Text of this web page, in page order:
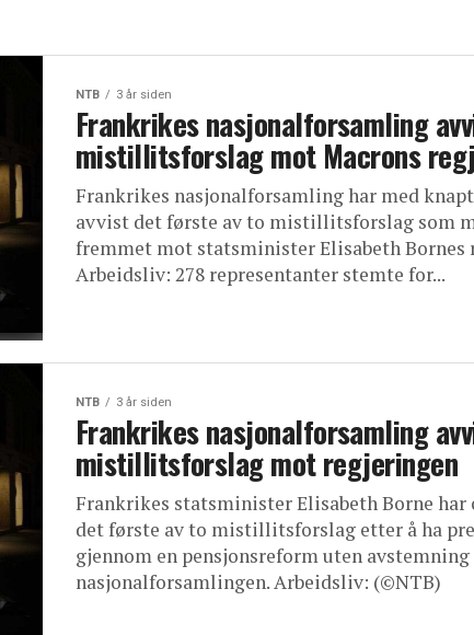
NTB 3 år siden
Frankrikes nasjonalforsamling
mistillitsforslag mot Macrons
Frankrikes nasjonalforsamling har med
avvist det første av to mistillitsforslag som
fremmet mot statsminister Elisabeth Bornes
Arbeidsliv: 278 representanter stemte for...
NTB 3 år siden
Frankrikes nasjonalforsamling
mistillitsforslag mot regjeringen
Frankrikes statsminister Elisabeth Borne har
det første av to mistillitsforslag etter å ha
gjennom en pensjonsreform uten avstemning
nasjonalforsamlingen. Arbeidsliv: (©NTB)